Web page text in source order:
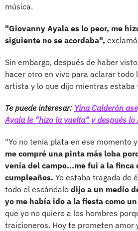
música.
"Giovanny Ayala es lo peor, me
siguiente no se acordaba",
Sin embargo, después de haber
hacer otro en vivo para aclarar todo
artista y lo que dijo mientras estaba
Te puede interesar: Yina Calderón
Ayala le “hizo la vuelta” y después lo
"Yo no tenía plata en ese momento
me compré una pinta más loba
venía del campo...me fui a la finca
cumpleaños. Yo estaba tragada de
todo el escándalo dijo a un medio
yo me había ido a la fiesta como
que yo no quiero a los hombres
traicioneros. Hoy te prometen amor